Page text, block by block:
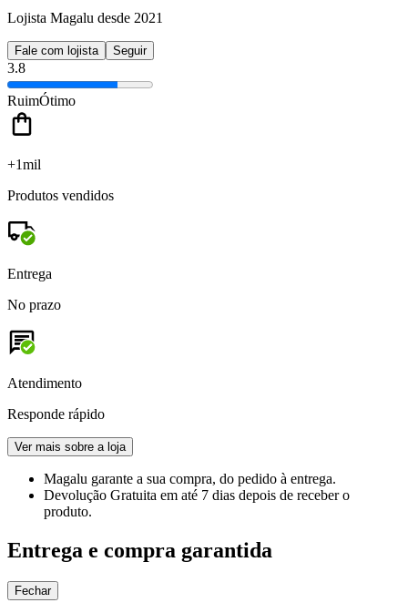
Lojista Magalu desde 2021
Fale com lojista Seguir
3.8
RuimÓtimo
+1mil
Produtos vendidos
Entrega
No prazo
Atendimento
Responde rápido
Ver mais sobre a loja
Magalu garante a sua compra, do pedido à entrega.
Devolução Gratuita em até 7 dias depois de receber o
produto.
Entrega e compra garantida
Fechar